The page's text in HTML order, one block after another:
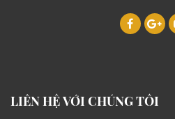
LIÊN HỆ VỚI CHÚNG TÔI